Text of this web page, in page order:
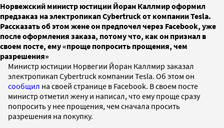
Норвежский министр юстиции Йоран Каллмир оформил
предзаказ на электропикап Cybertruck от компании Tesla.
Рассказать об этом жене он предпочел через Facebook, уже
после оформления заказа, потому что, как он признал в
своем посте, ему «проще попросить прощения, чем
разрешения»
Министр юстиции Норвегии Йоран Каллмир заказал
электропикап Cybertruck компании Tesla. Об этом он
сообщил на своей странице в Facebook. В своем посте
министр отметил жену и написал, что ему проще сразу
попросить у нее прощения, чем сначала просить
разрешения на покупку.